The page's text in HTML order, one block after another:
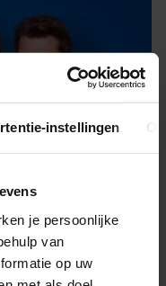
instellingen
je persoonlijke
van
op uw